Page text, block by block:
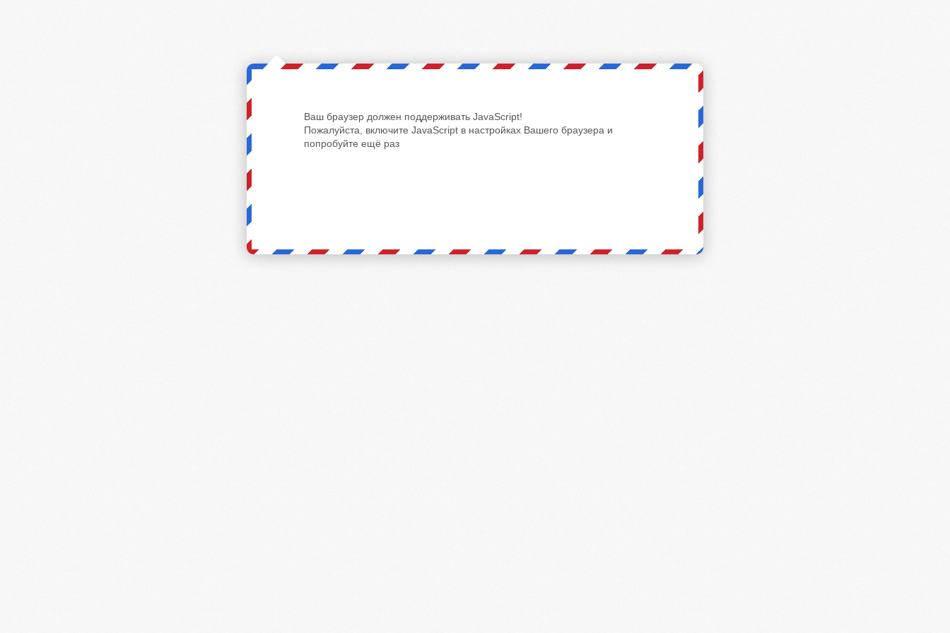
Ваш браузер должен поддерживать JavaScript!
Пожалуйста, включите JavaScript в настройках Вашего браузера и
попробуйте ещё раз